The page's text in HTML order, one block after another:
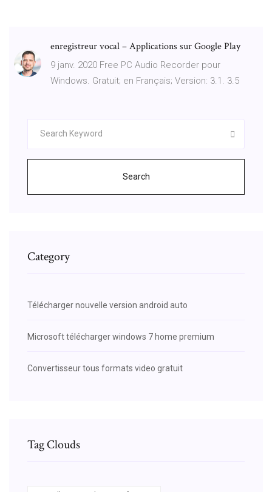
enregistreur vocal – Applications sur Google Play
9 janv. 2020 Free PC Audio Recorder pour
Windows. Gratuit; en Français; Version: 3.1. 3.5
Search
Category
Télécharger nouvelle version android auto
Microsoft télécharger windows 7 home premium
Convertisseur tous formats video gratuit
Tag Clouds